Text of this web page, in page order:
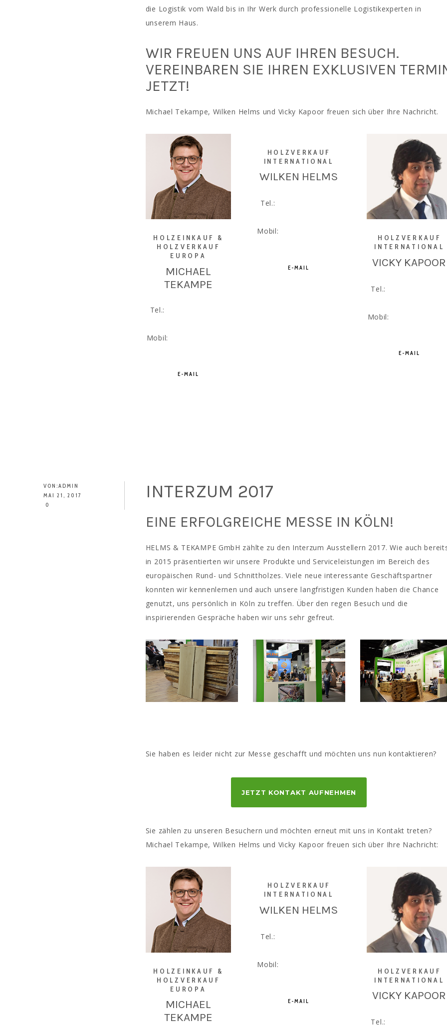
die Logistik vom Wald bis in Ihr Werk durch professionelle Logistikexperten in
unserem Haus.
WIR FREUEN UNS AUF IHREN BESUCH.
VEREINBAREN SIE IHREN EXKLUSIVEN
JETZT!
Michael Tekampe, Wilken Helms und Vicky Kapoor freuen sich über Ihre Nachricht.
HOLZEINKAUF &
HOLZVERKAUF
EUROPA
MICHAEL
TEKAMPE
Tel.:
Mobil:
E-MAIL
HOLZVERKAUF
INTERNATIONAL
WILKEN HELMS
Tel.:
Mobil:
E-MAIL
HOLZVERKAUF
INTERNATIONAL
VICKY KAPOOR
Tel.:
Mobil:
E-MAIL
VON:ADMIN
MAI 21, 2017
0
INTERZUM 2017
EINE ERFOLGREICHE MESSE IN KÖLN!
HELMS & TEKAMPE GmbH zählte zu den Interzum Ausstellern 2017. Wie auch
in 2015 präsentierten wir unsere Produkte und Serviceleistungen im Bereich des
europäischen Rund- und Schnittholzes. Viele neue interessante Geschäftspartner
konnten wir kennenlernen und auch unsere langfristigen Kunden haben die Chance
genutzt, uns persönlich in Köln zu treffen. Über den regen Besuch und die
inspirierenden Gespräche haben wir uns sehr gefreut.
Sie haben es leider nicht zur Messe geschafft und möchten uns nun kontaktieren?
JETZT KONTAKT AUFNEHMEN
Sie zählen zu unseren Besuchern und möchten erneut mit uns in Kontakt treten?
Michael Tekampe, Wilken Helms und Vicky Kapoor freuen sich über Ihre Nachricht:
HOLZEINKAUF &
HOLZVERKAUF
EUROPA
MICHAEL
TEKAMPE
HOLZVERKAUF
INTERNATIONAL
WILKEN HELMS
Tel.:
Mobil:
E-MAIL
HOLZVERKAUF
INTERNATIONAL
VICKY KAPOOR
Tel.: